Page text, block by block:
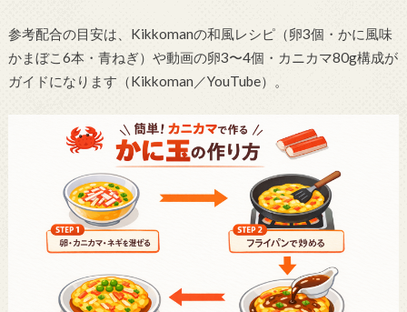
参考配合の目安は、Kikkomanの和風レシピ（卵3個・かに風味
かまぼこ6本・青ねぎ）や動画の卵3〜4個・カニカマ80g構成が
ガイドになります（Kikkoman／YouTube）。